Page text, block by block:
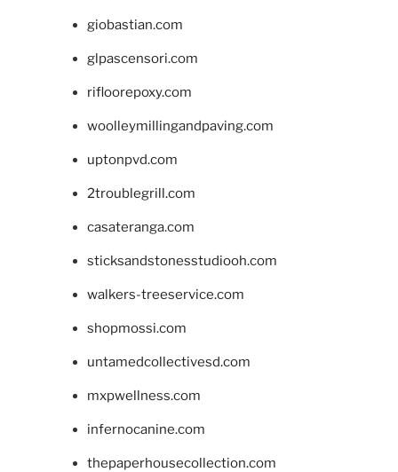
giobastian.com
glpascensori.com
rifloorepoxy.com
woolleymillingandpaving.com
uptonpvd.com
2troublegrill.com
casateranga.com
sticksandstonesstudiooh.com
walkers-treeservice.com
shopmossi.com
untamedcollectivesd.com
mxpwellness.com
infernocanine.com
thepaperhousecollection.com